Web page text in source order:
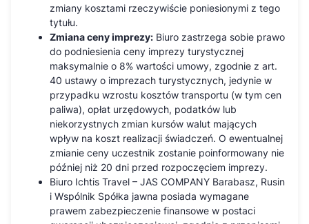
zmiany kosztami rzeczywiście poniesionymi z tego
tytułu.
Zmiana ceny imprezy: Biuro zastrzega sobie prawo
do podniesienia ceny imprezy turystycznej
maksymalnie o 8% wartości umowy, zgodnie z art.
40 ustawy o imprezach turystycznych, jedynie w
przypadku wzrostu kosztów transportu (w tym cen
paliwa), opłat urzędowych, podatków lub
niekorzystnych zmian kursów walut mających
wpływ na koszt realizacji świadczeń. O ewentualnej
zmianie ceny uczestnik zostanie poinformowany nie
później niż 20 dni przed rozpoczęciem imprezy.
Biuro Ichtis Travel – JAS COMPANY Barabasz, Rusin
i Wspólnik Spółka jawna posiada wymagane
prawem zabezpieczenie finansowe w postaci